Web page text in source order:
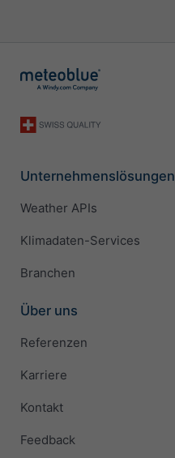
Unternehmenslösungen
Weather APIs
Klimadaten-Services
Branchen
Über uns
Referenzen
Karriere
Kontakt
Feedback